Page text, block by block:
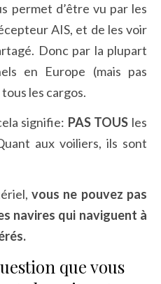
permet d’être vu par les
AIS, et de les voir
Donc par la plupart
en Europe (mais pas
les cargos.
signifie: PAS TOUS les
aux voiliers, ils sont
vous ne pouvez pas
navires qui naviguent à
que vous